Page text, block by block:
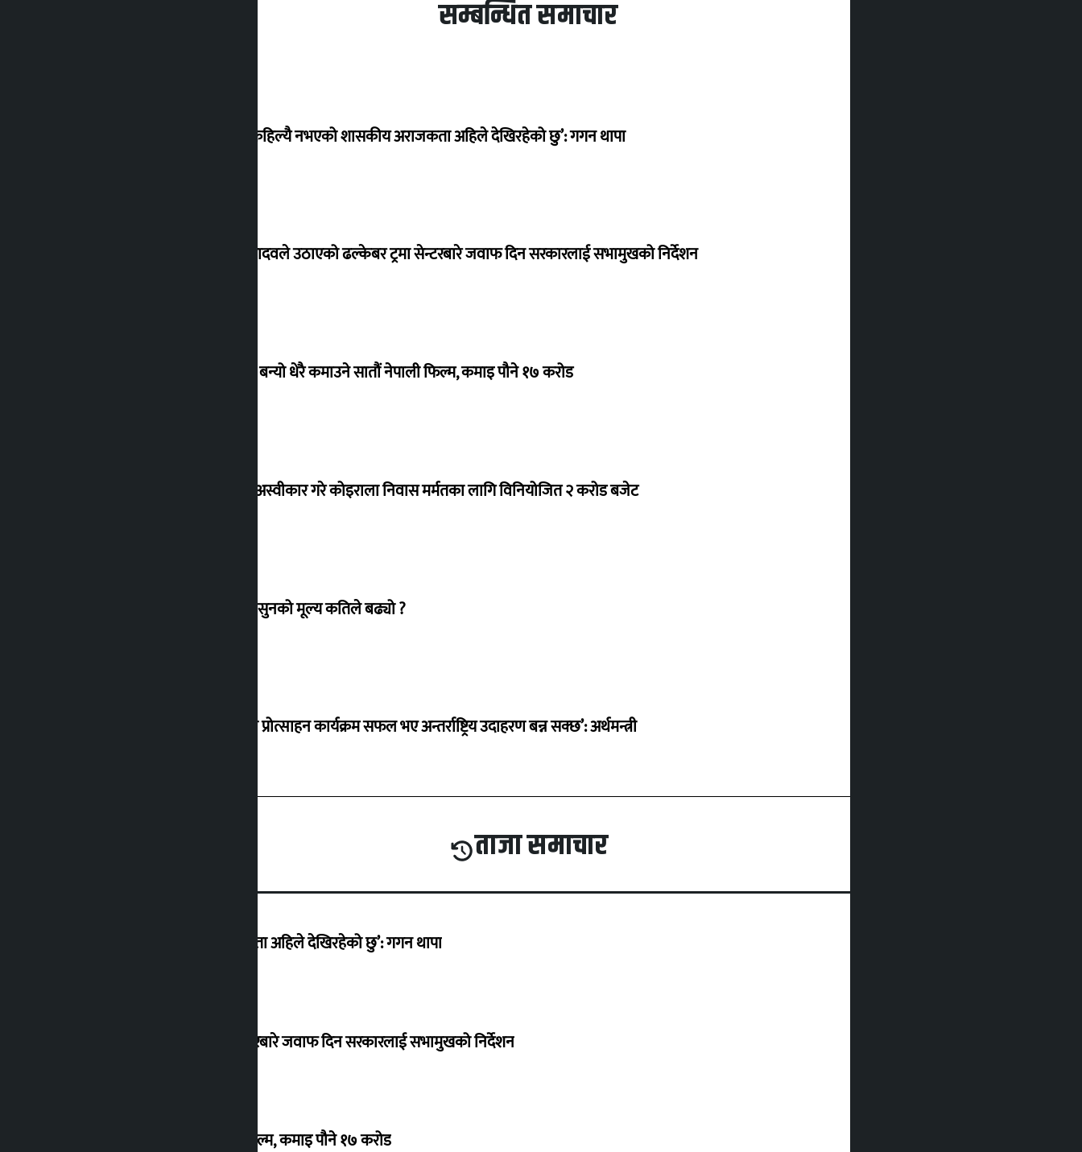
सम्बन्धित समाचार
‘देशमा कहिल्यै नभएको शासकीय अराजकता अहिले देखिरहेको छु’: गगन थापा
सांसद यादवले उठाएको ढल्केबर ट्रमा सेन्टरबारे जवाफ दिन सरकारलाई सभामुखको निर्देशन
‘गौंथली’ बन्यो धेरै कमाउने सातौं नेपाली फिल्म, कमाइ पौने १७ करोड
शेखरले अस्वीकार गरे कोइराला निवास मर्मतका लागि विनियोजित २ करोड बजेट
शुक्रबार सुनको मूल्य कतिले बढ्यो ?
‘करदाता प्रोत्साहन कार्यक्रम सफल भए अन्तर्राष्ट्रिय उदाहरण बन्न सक्छ’: अर्थमन्त्री
ताजा समाचार
‘देशमा कहिल्यै नभएको शासकीय अराजकता अहिले देखिरहेको छु’: गगन थापा
सांसद यादवले उठाएको ढल्केबर ट्रमा सेन्टरबारे जवाफ दिन सरकारलाई सभामुखको निर्देशन
‘गौंथली’ बन्यो धेरै कमाउने सातौं नेपाली फिल्म, कमाइ पौने १७ करोड